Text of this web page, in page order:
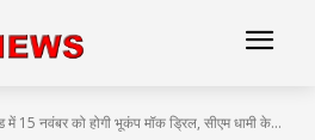
में 15 नवंबर को होगी भूकंप मॉक ड्रिल, सीएम धामी के...